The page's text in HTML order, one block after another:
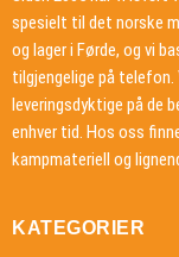
spesielt til det norske
og lager i Førde, og vi
tilgjengelige på
leveringsdyktige på de
enhver tid. Hos oss
kampmateriell og
KATEGORIER